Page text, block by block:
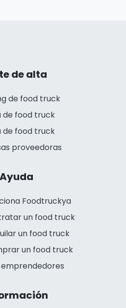
de alta
de food truck
de food truck
de food truck
proveedoras
Ayuda
Foodtruckya
un food truck
un food truck
un food truck